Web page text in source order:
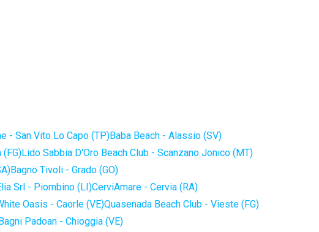
- San Vito Lo Capo (TP)Baba Beach - Alassio (SV)
Lido Sabbia D'Oro Beach Club - Scanzano Jonico (MT)
Bagno Tivoli - Grado (GO)
Srl - Piombino (LI)CerviAmare - Cervia (RA)
Oasis - Caorle (VE)Quasenada Beach Club - Vieste (FG)
Padoan - Chioggia (VE)